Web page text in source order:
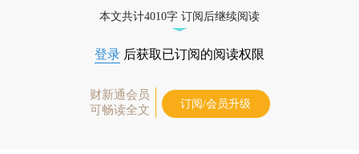
本文共计4010字 订阅后继续阅读
登录 后获取已订阅的阅读权限
财新通会员
可畅读全文
订阅/会员升级